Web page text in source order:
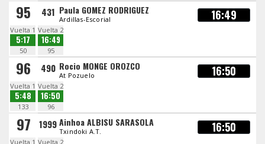
95 431 Paula GOMEZ RODRIGUEZ
Ardillas-Escorial 16:49
Vuelta 1
5:17
50
Vuelta 2
16:49
95
96 490 Rocio MONGE OROZCO
At Pozuelo 16:50
Vuelta 1
5:48
133
Vuelta 2
16:50
96
97 1999Ainhoa ALBISU SARASOLA
Txindoki A.T. 16:50
Vuelta 1 Vuelta 2